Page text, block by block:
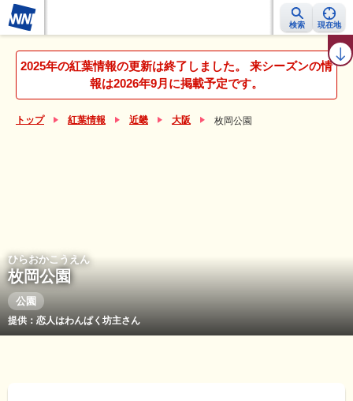
検索 現在地
紅葉レーダー 紅葉ニュース 京都 見頃カレンダー 名所ランキング
2025年の紅葉情報の更新は終了しました。 来シーズンの情
報は2026年9月に掲載予定です。
トップ 紅葉情報 近畿 大阪 枚岡公園
ひらおかこうえん
枚岡公園
公園
提供：恋人はわんぱく坊主さん